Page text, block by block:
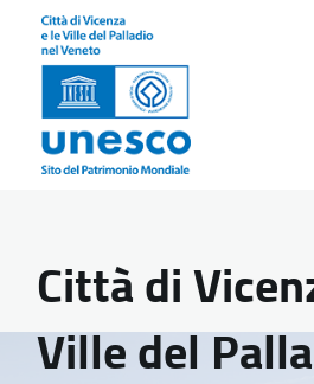
Città di
Ville del